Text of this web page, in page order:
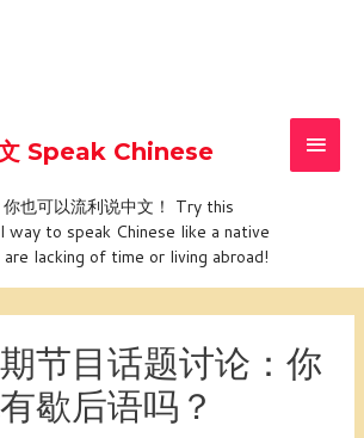
文 Speak Chinese
也可以流利说中文！ Try this
way to speak Chinese like a native
lacking of time or living abroad!
节目话题讨论：你
歇后语吗？